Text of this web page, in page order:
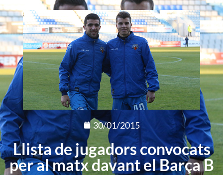
30/01/2015
Llista de jugadors convocats
per al matx davant el Barça B